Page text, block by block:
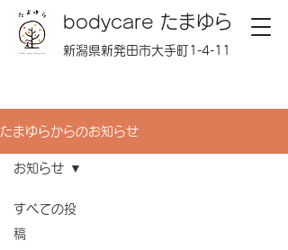
bodycare たまゆら
新潟県新発田市大手町1-4-11
たまゆらからのお知らせ
すべての投
稿
お知らせ